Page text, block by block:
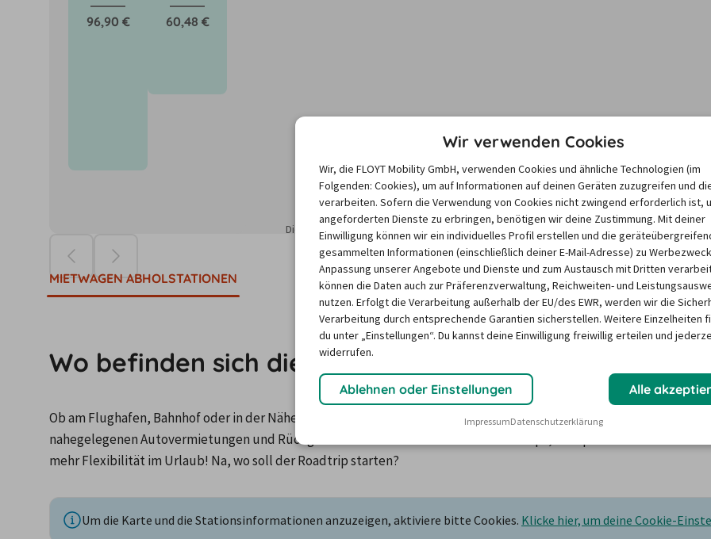
96,90 €
60,48 €
Die Preise basieren auf dem Minimum Median-Suchpreis für die nächsten 12 Monate und
Suchanfragen variieren.
MIETWAGEN ABHOLSTATIONEN
Wo befinden sich die Mietwagen-Stationen in Ourense?
Ob am Flughafen, Bahnhof oder in der Nähe der Unterkunft: Der billiger-mietwagen.de Abhol-Atlas zeigt alle
nahegelegenen Autovermietungen und Rückgabestationen in Ourense. Für Städtetrips, Landpartien…und
mehr Flexibilität im Urlaub! Na, wo soll der Roadtrip starten?
Um die Karte und die Stationsinformationen anzuzeigen, aktiviere bitte Cookies. Klicke hier, um deine Cookie-
Wir verwenden Cookies
Wir, die FLOYT Mobility GmbH, verwenden Cookies und ähnliche Technologien (im
Folgenden: Cookies), um auf Informationen auf deinen Geräten zuzugreifen und
verarbeiten. Sofern die Verwendung von Cookies nicht zwingend erforderlich ist,
angeforderten Dienste zu erbringen, benötigen wir deine Zustimmung. Mit deiner
Einwilligung können wir ein individuelles Profil erstellen und die
gesammelten Informationen (einschließlich deiner E-Mail-Adresse) zu
Anpassung unserer Angebote und Dienste und zum Austausch mit Dritten
können die Daten auch zur Präferenzverwaltung, Reichweiten- und
nutzen. Erfolgt die Verarbeitung außerhalb der EU/des EWR, werden wir die
Verarbeitung durch entsprechende Garantien sicherstellen. Weitere Einzelheiten
du unter „Einstellungen“. Du kannst deine Einwilligung freiwillig erteilen und
widerrufen.
Ablehnen oder Einstellungen Alle
ImpressumDatenschutzerklärung